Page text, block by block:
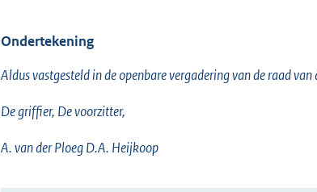
Ondertekening
Aldus vastgesteld in de openbare vergadering van de raad
De griffier, De voorzitter,
A. van der Ploeg D.A. Heijkoop